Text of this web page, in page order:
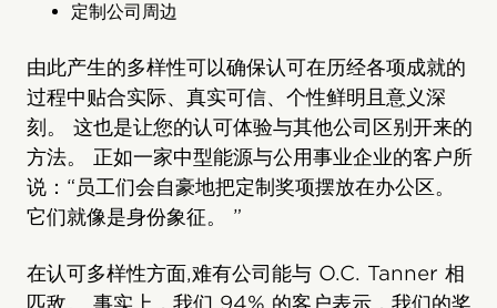
定制公司周边
由此产生的多样性可以确保认可在历经各项成就的
过程中贴合实际、真实可信、个性鲜明且意义深
刻。 这也是让您的认可体验与其他公司区别开来的
方法。 正如一家中型能源与公用事业企业的客户所
说：“员工们会自豪地把定制奖项摆放在办公区。
它们就像是身份象征。 ”
在认可多样性方面,难有公司能与 O.C. Tanner 相